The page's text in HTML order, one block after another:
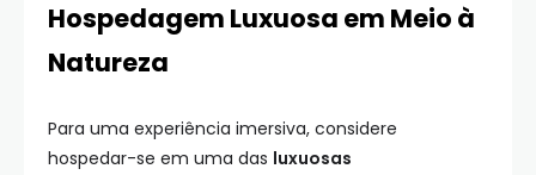
Hospedagem Luxuosa em Meio à
Natureza
Para uma experiência imersiva, considere
hospedar-se em uma das luxuosas